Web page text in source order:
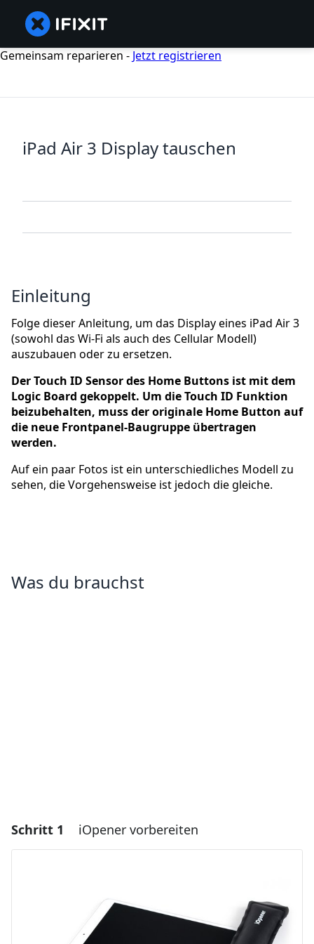
Gemeinsam reparieren - Jetzt registrieren
iPad Air 3 Display tauschen
Einleitung
Folge dieser Anleitung, um das Display eines iPad Air 3
(sowohl das Wi-Fi als auch des Cellular Modell)
auszubauen oder zu ersetzen.
Der Touch ID Sensor des Home Buttons ist mit dem
Logic Board gekoppelt. Um die Touch ID Funktion
beizubehalten, muss der originale Home Button auf
die neue Frontpanel-Baugruppe übertragen
werden.
Auf ein paar Fotos ist ein unterschiedliches Modell zu
sehen, die Vorgehensweise ist jedoch die gleiche.
Was du brauchst
Schritt 1 iOpener vorbereiten